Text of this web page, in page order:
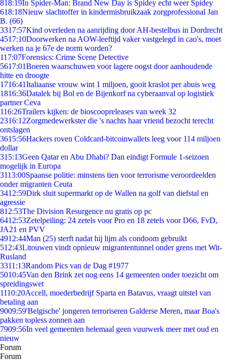
818:19In Spider-Man: Brand New Day is Spidey echt weer Spidey
618:18Nieuw slachtoffer in kindermisbruikzaak zorgprofessional Jan
B. (66)
3317:57Kind overleden na aanrijding door AH-bestelbus in Dordrecht
4517:10Doorwerken na AOW-leeftijd vaker vastgelegd in cao's, moet
werken na je 67e de norm worden?
117:07Forensics: Crime Scene Detective
5617:01Boeren waarschuwen voor lagere oogst door aanhoudende
hitte en droogte
1716:41Italiaanse vrouw wint 1 miljoen, gooit kraslot per abuis weg
1816:36Datalek bij Bol en de Bijenkorf na cyberaanval op logistiek
partner Ceva
116:26Trailers kijken: de bioscoopreleases van week 32
2316:12Zorgmedewerkster die 's nachts haar vriend bezocht terecht
ontslagen
3615:56Hackers roven Coldcard-bitcoinwallets leeg voor 114 miljoen
dollar
315:13Geen Qatar en Abu Dhabi? Dan eindigt Formule 1-seizoen
mogelijk in Europa
3113:00Spaanse politie: minstens tien voor terrorisme veroordeelden
onder migranten Ceuta
3412:59Dirk sluit supermarkt op de Wallen na golf van diefstal en
agressie
812:53The Division Resurgence nu gratis op pc
6412:53Zetelpeiling: 24 zetels voor Pro en 18 zetels voor D66, FvD,
JA21 en PVV
4912:44Man (25) sterft nadat hij lijm als condoom gebruikt
512:43Litouwen vindt opnieuw migrantentunnel onder grens met Wit-
Rusland
3311:13Random Pics van de Dag #1977
5010:45Van den Brink zet nog eens 14 gemeenten onder toezicht om
spreidingswet
1110:20Accell, moederbedrijf Sparta en Batavus, vraagt uitstel van
betaling aan
9009:59'Belgische' jongeren terroriseren Galderse Meren, maar Boa's
pakken topless zonnen aan
7909:56In veel gemeenten helemaal geen vuurwerk meer met oud en
nieuw
Forum
Forum